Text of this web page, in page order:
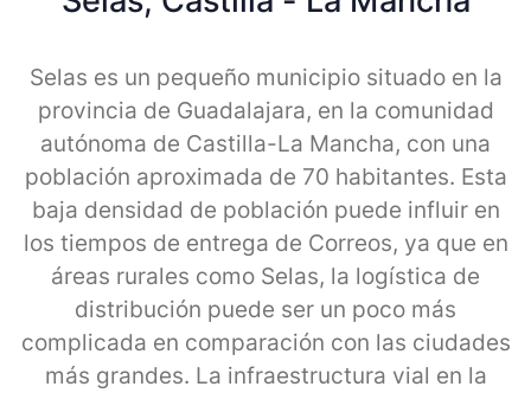
Selas es un pequeño municipio situado en la
provincia de Guadalajara, en la comunidad
autónoma de Castilla-La Mancha, con una
población aproximada de 70 habitantes. Esta
baja densidad de población puede influir en
los tiempos de entrega de Correos, ya que en
áreas rurales como Selas, la logística de
distribución puede ser un poco más
complicada en comparación con las ciudades
más grandes. La infraestructura vial en la